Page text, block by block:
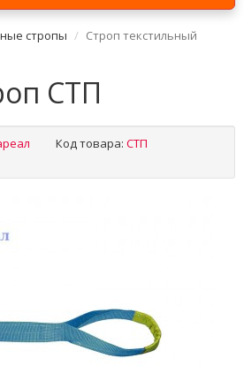
стропы
Строп текстильный
СТП
Код товара: СТП